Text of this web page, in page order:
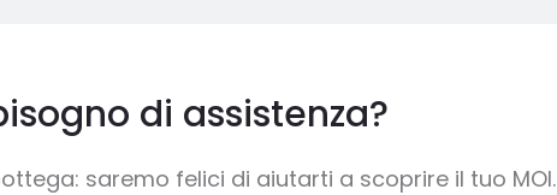
di assistenza?
saremo felici di aiutarti a scoprire il tuo MOI.